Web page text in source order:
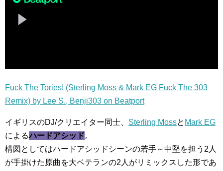
Fuck The Tories! (Sterling Moss & Mark EG Fuck The 303
Remix) by Lee S., Benji303 on Beatport
イギリスのDJ/クリエイター同士、 Sterling Mossと Mark EG
によるハードアシッド。
構図としてはハードアシッドシーンの若手～中堅を担う2人
が手掛けた原曲を大ベテランの2人がリミックスした形であ